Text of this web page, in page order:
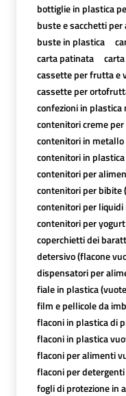
bottiglie in plastica
buste e sacchetti
buste in plastica
carta patinata
cassette per frutta e
cassette per
confezioni in
contenitori creme
contenitori in
contenitori in
contenitori per
contenitori per bibite
contenitori per liquidi
contenitori per
coperchietti dei
detersivo (flacone
dispensatori per
fiale in plastica
film e pellicole da
flaconi in plastica di
flaconi in plastica
flaconi per alimenti
flaconi per detergenti
fogli di protezione in